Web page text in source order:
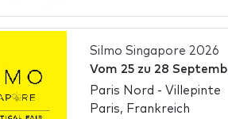
Silmo Singapore 2026
Vom 25zu 28
Paris Nord - Villepinte
Paris, Frankreich